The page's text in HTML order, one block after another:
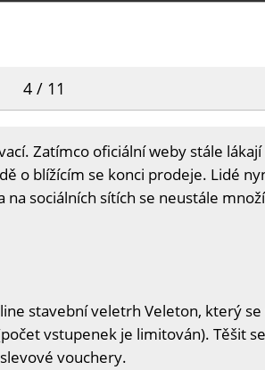
4 / 11
Zatímco oficiální weby stále
o blížícím se konci prodeje. Lidé
sociálních sítích se neustále
stavební veletrh Veleton, který
vstupenek je limitován). Těšit
vouchery.